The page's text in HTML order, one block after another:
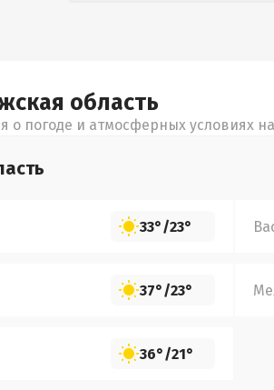
область
о погоде и атмосферных условиях на
33°/23°
37°/23°
36°/21°